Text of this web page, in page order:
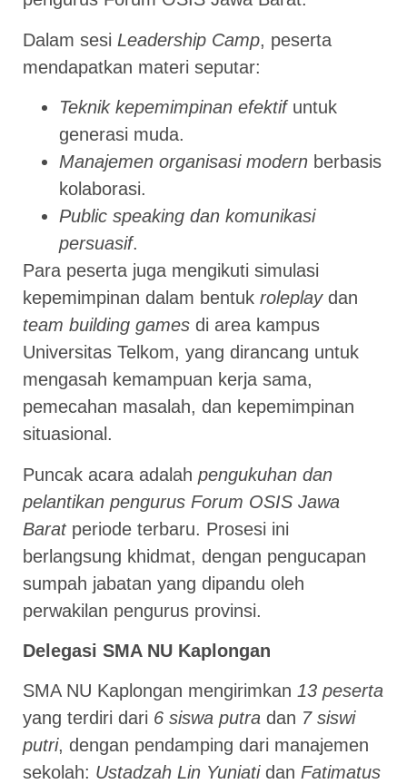
Dalam sesi Leadership Camp, peserta
mendapatkan materi seputar:
Teknik kepemimpinan efektifuntuk
generasi muda.
Manajemen organisasi modern berbasis
kolaborasi.
Public speaking dan komunikasi
persuasif.
Para peserta juga mengikuti simulasi
kepemimpinan dalam bentuk roleplaydan
team building games di area kampus
Universitas Telkom, yang dirancang untuk
mengasah kemampuan kerja sama,
pemecahan masalah, dan kepemimpinan
situasional.
Puncak acara adalah pengukuhan dan
pelantikan pengurus Forum OSIS Jawa
Baratperiode terbaru. Prosesi ini
berlangsung khidmat, dengan pengucapan
sumpah jabatan yang dipandu oleh
perwakilan pengurus provinsi.
Delegasi SMA NU Kaplongan
SMA NU Kaplongan mengirimkan 13 peserta
yang terdiri dari 6 siswa putra dan 7 siswi
putri, dengan pendamping dari manajemen
sekolah: Ustadzah Lin Yuniatidan Fatimatus